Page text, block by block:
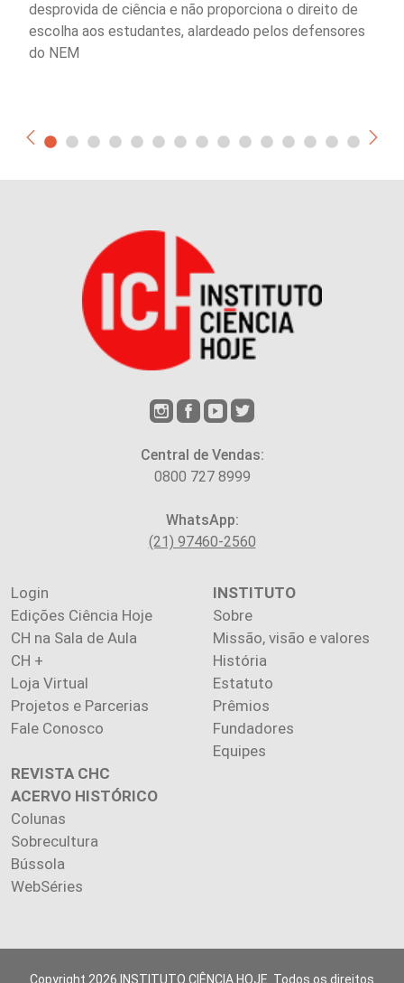
desprovida de ciência e não proporciona o direito de
escolha aos estudantes, alardeado pelos defensores
do NEM
Central de Vendas:
0800 727 8999
WhatsApp:
(21) 97460-2560
Login
Edições Ciência Hoje
CH na Sala de Aula
CH +
Loja Virtual
Projetos e Parcerias
Fale Conosco
INSTITUTO
Sobre
Missão, visão e valores
História
Estatuto
Prêmios
Fundadores
Equipes
REVISTA CHC
ACERVO HISTÓRICO
Colunas
Sobrecultura
Bússola
WebSéries
Copyright 2026 INSTITUTO CIÊNCIA HOJE. Todos os direitos